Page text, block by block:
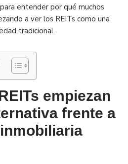
entender por qué muchos
a ver los REITs como una
tradicional.
empiezan
frente a